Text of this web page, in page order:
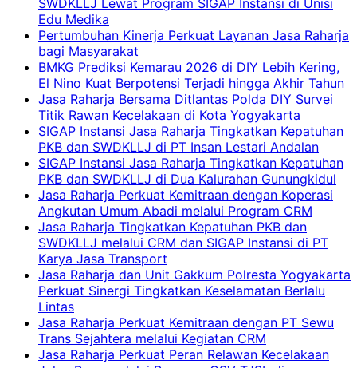
Edu Medika
Pertumbuhan Kinerja Perkuat Layanan Jasa Raharja
bagi Masyarakat
BMKG Prediksi Kemarau 2026 di DIY Lebih Kering,
El Nino Kuat Berpotensi Terjadi hingga Akhir Tahun
Jasa Raharja Bersama Ditlantas Polda DIY Survei
Titik Rawan Kecelakaan di Kota Yogyakarta
SIGAP Instansi Jasa Raharja Tingkatkan Kepatuhan
PKB dan SWDKLLJ di PT Insan Lestari Andalan
SIGAP Instansi Jasa Raharja Tingkatkan Kepatuhan
PKB dan SWDKLLJ di Dua Kalurahan Gunungkidul
Jasa Raharja Perkuat Kemitraan dengan Koperasi
Angkutan Umum Abadi melalui Program CRM
Jasa Raharja Tingkatkan Kepatuhan PKB dan
SWDKLLJ melalui CRM dan SIGAP Instansi di PT
Karya Jasa Transport
Jasa Raharja dan Unit Gakkum Polresta Yogyakarta
Perkuat Sinergi Tingkatkan Keselamatan Berlalu
Lintas
Jasa Raharja Perkuat Kemitraan dengan PT Sewu
Trans Sejahtera melalui Kegiatan CRM
Jasa Raharja Perkuat Peran Relawan Kecelakaan